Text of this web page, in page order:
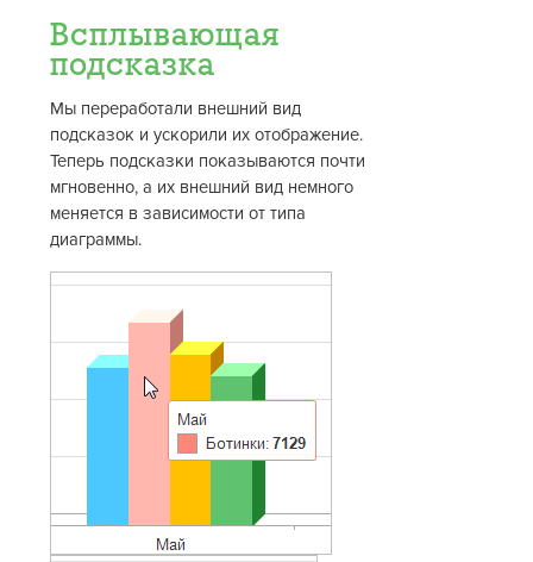
Всплывающая
подсказка
Мы переработали внешний вид
подсказок и ускорили их отображение.
Теперь подсказки показываются почти
мгновенно, а их внешний вид немного
меняется в зависимости от типа
диаграммы.